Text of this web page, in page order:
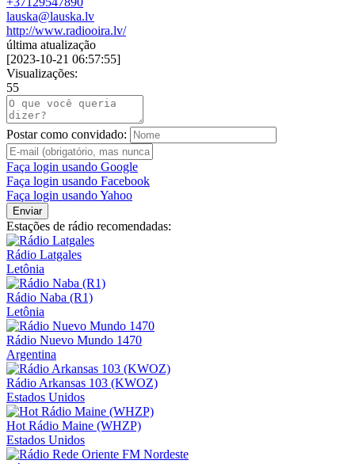
lauska@lauska.lv
http://www.radiooira.lv/
última atualização
[2023-10-21 06:57:55]
Visualizações:
55
Postar como convidado:
Faça login usando Google
Faça login usando Facebook
Faça login usando Yahoo
Enviar
Estações de rádio recomendadas:
Rádio Latgales
Letônia
Rádio Naba (R1)
Letônia
Rádio Nuevo Mundo 1470
Argentina
Rádio Arkansas 103 (KWOZ)
Estados Unidos
Hot Rádio Maine (WHZP)
Estados Unidos